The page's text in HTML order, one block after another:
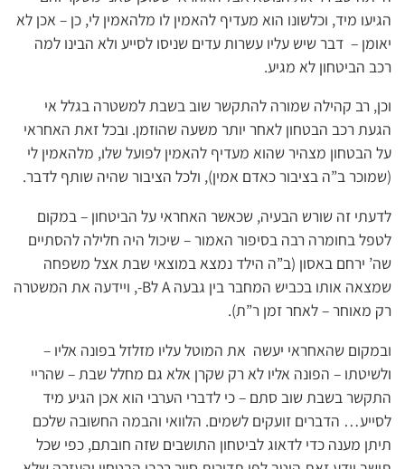
הגיעו מיד, וכלשונו הוא מעדיף להאמין לו מלהאמין לי, כן – אכן לא
יאומן – דבר שיש עליו עשרות עדים שניסו לסייע ולא הבינו למה
רכב הביטחון לא מגיע.
וכן, רב קהילה שמורה להתקשר שוב בשבת למשטרה בגלל אי
הגעת רכב הבטחון לאחר יותר משעה שהוזמן. ובכל זאת האחראי
על הבטחון מצהיר שהוא מעדיף להאמין לפועל שלו, מלהאמין לי
(שמוכר ב”ה בציבור כאדם אמין), ולכל הציבור שהיה שותף לדבר.
לדעתי זה שורש הבעיה, שכאשר האחראי על הביטחון – במקום
לטפל בחומרה רבה בסיפור האמור – שיכול היה חלילה להסתיים
שה’ ירחם באסון (ב”ה הילד נמצא במוצאי שבת אצל משפחה
שמצאה אותו בכביש המחבר בין גבעה A לB-, ויידעה את המשטרה
רק מאוחר – לאחר זמן ר”ת).
ובמקום שהאחראי יעשה את המוטל עליו מזלזל בפונה אליו –
ולשיטתו – הפונה אליו לא רק שקרן אלא גם מחלל שבת – שהריי
התקשר בשבת שוב סתם – כי לדברי הערבי הוא אכן הגיע מיד
לסייע… הדברים זועקים לשמים. הלוואי והבמה החשובה שלכם
תיתן מענה כדי לדאוג לביטחון התושבים שזה חובתם, כפי שכל